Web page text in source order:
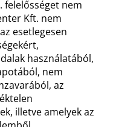
felelősséget nem
Kft. nem
esetlegesen
használatából,
nem
az
illetve amelyek az